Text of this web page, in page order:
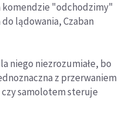
"odchodzimy"
do lądowania, Czaban
niego niezrozumiałe, bo
z przerwaniem
samolotem steruje